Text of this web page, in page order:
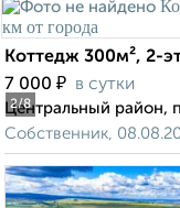
2/8
Коттедж 300м², 2-
7 000 ₽ в сутки
Центральный район,
Собственник,